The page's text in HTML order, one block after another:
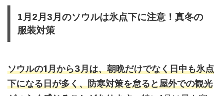
1月2月3月のソウルは氷点下に注意！真冬の
服装対策
ソウルの1月から3月は、朝晩だけでなく日中も氷点
下になる日が多く、防寒対策を怠ると屋外での観光